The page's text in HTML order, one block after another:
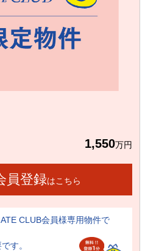
1,550万円
員登録はこちら
CLUB会員様専用物件で
す。